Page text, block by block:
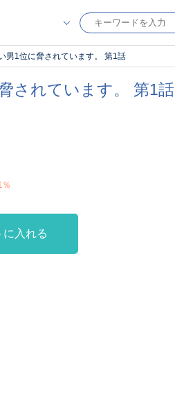
男1位に脅されています。 第1話
されています。 第1話
に入れる